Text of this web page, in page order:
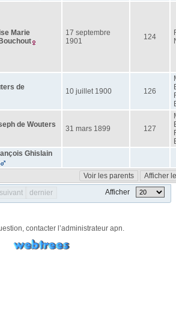
Voir les parents Afficher
Marie
17 septembre
1901
124
de
10 juillet 1900 126
de Wouters
31 mars 1899 127
Ghislain
suivant dernier Afficher
contacter l’administrateur apn.